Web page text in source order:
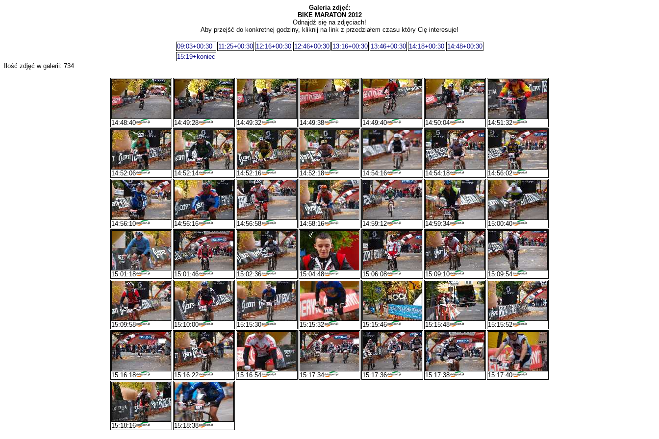
Galeria zdjęć:
BIKE MARATON 2012
Odnajdź się na zdjęciach!
Aby przejść do konkretnej godziny, kliknij na link z przedziałem czasu który Cię interesuje!
09:03+00:30 11:25+00:30 12:16+00:30 12:46+00:30 13:16+00:30 13:46+00:30 14:18+00:30 14:48+00:30
15:19+koniec
Ilość zdjęć w galerii: 734
14:48:40 14:49:28 14:49:32 14:49:38 14:49:40 14:50:04 14:51:32
14:52:06 14:52:14 14:52:16 14:52:18 14:54:16 14:54:18 14:56:02
14:56:10 14:56:16 14:56:58 14:58:16 14:59:12 14:59:34 15:00:40
15:01:18 15:01:46 15:02:36 15:04:48 15:06:08 15:09:10 15:09:54
15:09:58 15:10:00 15:15:30 15:15:32 15:15:46 15:15:48 15:15:52
15:16:18 15:16:22 15:16:54 15:17:34 15:17:36 15:17:38 15:17:40
15:18:16 15:18:38